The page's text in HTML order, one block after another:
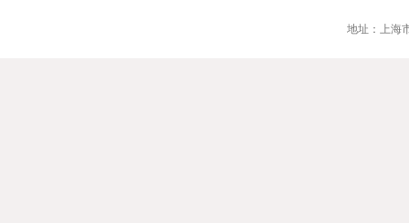
地址：上海